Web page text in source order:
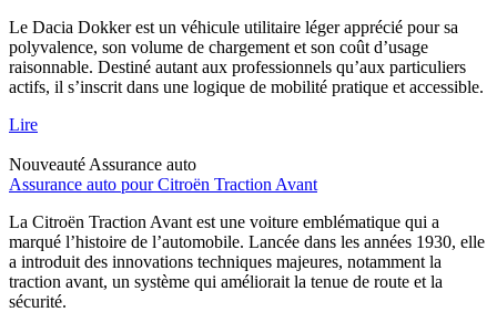
Le Dacia Dokker est un véhicule utilitaire léger apprécié pour sa
polyvalence, son volume de chargement et son coût d’usage
raisonnable. Destiné autant aux professionnels qu’aux particuliers
actifs, il s’inscrit dans une logique de mobilité pratique et accessible.
Lire
Nouveauté Assurance auto
Assurance auto pour Citroën Traction Avant
La Citroën Traction Avant est une voiture emblématique qui a
marqué l’histoire de l’automobile. Lancée dans les années 1930, elle
a introduit des innovations techniques majeures, notamment la
traction avant, un système qui améliorait la tenue de route et la
sécurité.